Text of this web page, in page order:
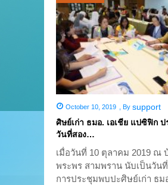
October 10, 2019 By support
ศิษย์เก่า ธมอ. เอเชีย แปซิฟิก
วันที่สอง…
เมื่อวันที่ 10 ตุลาคม 2019 ณ
พระพร สามพราน นับเป็นวัน
การประชุมพบปะศิษย์เก่า ธม